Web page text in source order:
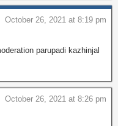
October 26, 2021 at 8:19 pm
parupadi kazhinjal
October 26, 2021 at 8:26 pm